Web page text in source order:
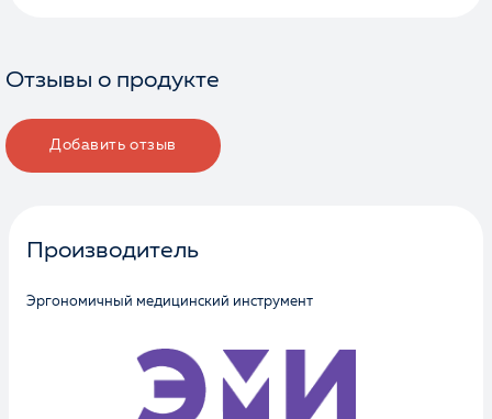
Отзывы о продукте
Добавить отзыв
Производитель
Эргономичный медицинский инструмент